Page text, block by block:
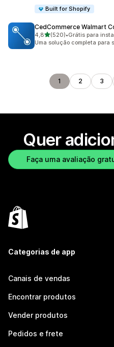
Built for Shopify
CedCommerce Walmart
4,8de 5 estrelas
(520)
520 avaliações ao todo
•Grátis para
Uma solução completa para
1 2 3
Quer
Faça uma avaliação
Categorias de app
Canais de vendas
Encontrar produtos
Vender produtos
Pedidos e frete